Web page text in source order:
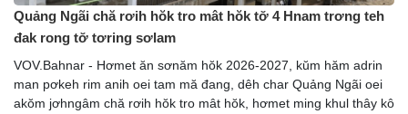
Quảng Ngãi chă rơih hŏk tro mât hŏk tơ̆ 4 Hnam trơng teh
đak rong tơ̆ tơring sơlam
VOV.Bahnar - Hơmet ăn sơnăm hŏk 2026-2027, kŭm hăm adrin
man pơkeh rim anih oei tam mă đang, dêh char Quảng Ngãi oei
akŏm jơhngâm chă rơih hŏk tro mât hŏk, hơmet ming khul thây kô